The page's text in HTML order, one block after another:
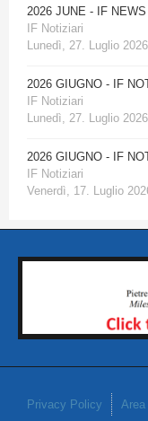
2026 JUNE - IF
IF Notiziari
Lunedì, 27. Luglio
2026 GIUGNO - IF
IF Notiziari
Lunedì, 27. Luglio
2026 GIUGNO - IF
IF Notiziari
Venerdì, 17. Luglio
Privacy Policy